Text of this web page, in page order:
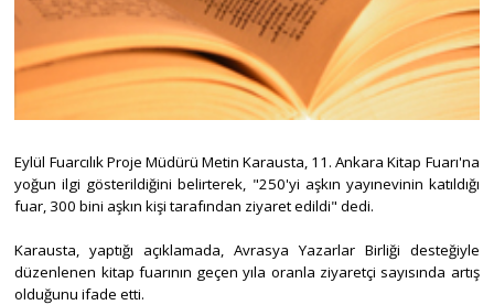
Eylül Fuarcılık Proje Müdürü Metin Karausta, 11. Ankara Kitap Fuarı'na
yoğun ilgi gösterildiğini belirterek, "250'yi aşkın yayınevinin katıldığı
fuar, 300 bini aşkın kişi tarafından ziyaret edildi" dedi.
Karausta, yaptığı açıklamada, Avrasya Yazarlar Birliği desteğiyle
düzenlenen kitap fuarının geçen yıla oranla ziyaretçi sayısında artış
olduğunu ifade etti.